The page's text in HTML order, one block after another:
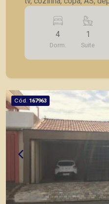
churrasqueira, piscina,
vagas de garagem.
4
Dorm.
1
Suite
Cód. 167963